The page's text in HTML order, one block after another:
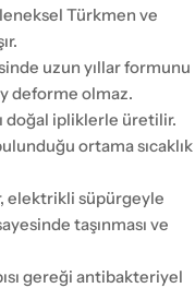
Türkmen ve
uzun yıllar formunu
deforme olmaz.
doğal ipliklerle üretilir.
ortama sıcaklık
elektrikli süpürgeyle
taşınması ve
gereği antibakteriyel